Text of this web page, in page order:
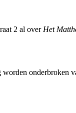
2 al over Het
worden onderbroken